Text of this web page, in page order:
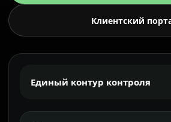
Клиентский
Единый контур контроля